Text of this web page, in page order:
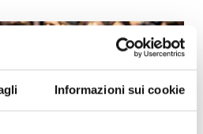
Informazioni sui cookie